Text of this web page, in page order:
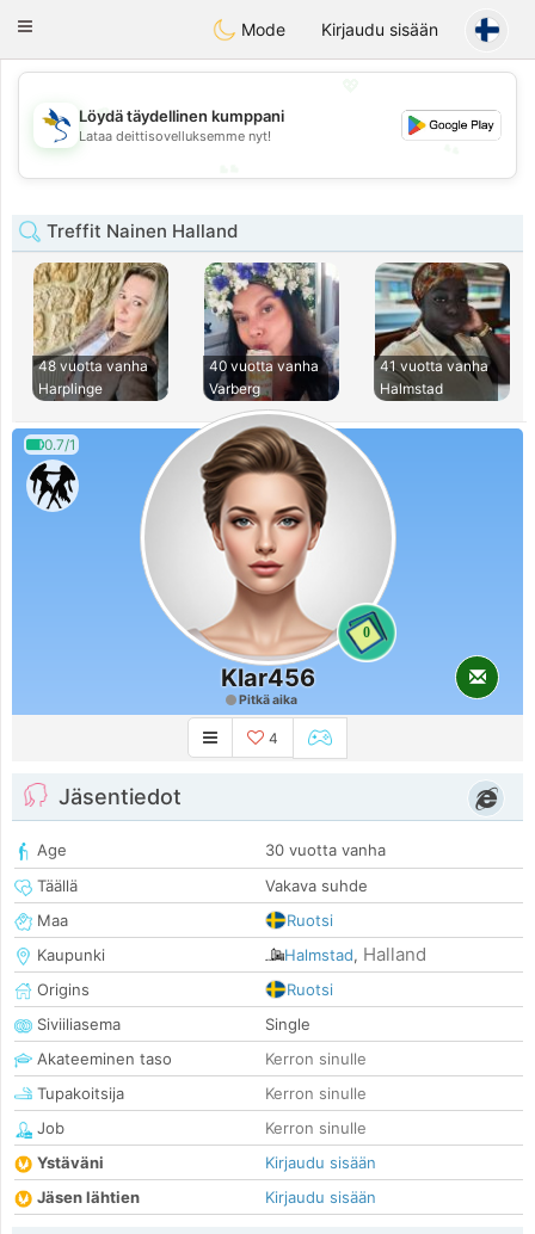
SvenskaDating
Toggle
Mode Kirjaudu sisään
💖
💕
Löydä täydellinen kumppani
Lataa deittisovelluksemme nyt!
Treffit Nainen Halland
48 vuotta vanha
Harplinge
40 vuotta vanha
Varberg
41 vuotta vanha
Halmstad
0.7/1
0
Klar456
Pitkä aika
4
Jäsentiedot
Age
30 vuotta vanha
Täällä
Vakava suhde
Maa
Ruotsi
Kaupunki
Halmstad, Halland
Origins
Ruotsi
Siviiliasema
Single
Akateeminen taso
Kerron sinulle
Tupakoitsija
Kerron sinulle
Job
Kerron sinulle
Ystäväni
Kirjaudu sisään
Jäsen lähtien
Kirjaudu sisään